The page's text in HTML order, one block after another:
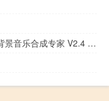
背景音乐合成专家 V2.4 官方免费版（背景音乐合成专家 V2.4 官方免费版功能简介）